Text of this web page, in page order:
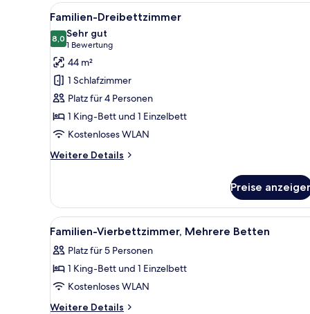
Bett
Alle
Fotos
für
Familien-
Dreibettzimmer
anzeigen
Ein modernes Hotelzimmer
7
Familien-Dreibettzimmer
8,08,0 von 10
Sehr gut
1 Bewertung
(1
Bewertung)
44 m²
1 Schlafzimmer
Platz für 4 Personen
1 King-Bett und 1 Einzelbett
Kostenloses WLAN
Weitere Details
Weitere
Dreibettzimmer
Preise
Alle
Fotos
für
Familien-
Vierbettzimmer,
Mehrere
Minibar, Zimmersafe,
6
Familien-Vierbettzimmer, Mehrere Betten
Platz für 5 Personen
1 King-Bett und 1 Einzelbett
Kostenloses WLAN
Weitere Details
Weitere